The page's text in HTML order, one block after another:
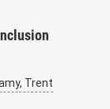
Trent